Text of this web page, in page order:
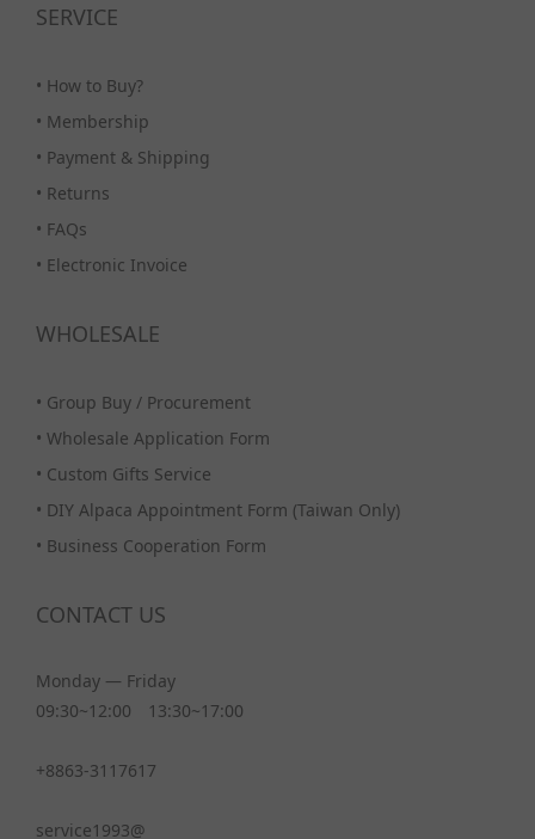
SERVICE
• How to Buy?
• Membership
• Payment & Shipping
• Returns
• FAQs
• Electronic Invoice
WHOLESALE
• Group Buy / Procurement
• Wholesale Application Form
• Custom Gifts Service
• DIY Alpaca Appointment Form (Taiwan Only)
• Business Cooperation Form
CONTACT US
Monday — Friday
09:30~12:00 13:30~17:00
+8863-3117617
service1993@